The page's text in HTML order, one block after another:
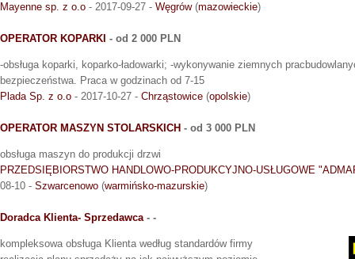
Mayenne sp. z o.o - 2017-09-27 - Węgrów(mazowieckie)
OPERATOR KOPARKI - od 2 000 PLN
-obsługa koparki, koparko-ładowarki; -wykonywanie ziemnych
bezpieczeństwa. Praca w godzinach od 7-15
Plada Sp. z o.o - 2017-10-27 - Chrząstowice (opolskie)
OPERATOR MASZYN STOLARSKICH - od 3 000 PLN
obsługa maszyn do produkcji drzwi
PRZEDSIĘBIORSTWO HANDLOWO-PRODUKCYJNO-USŁUGOWE
08-10 - Szwarcenowo (warmińsko-mazurskie)
Doradca Klienta- Sprzedawca- -
kompleksowa obsługa Klienta według standardów firmy